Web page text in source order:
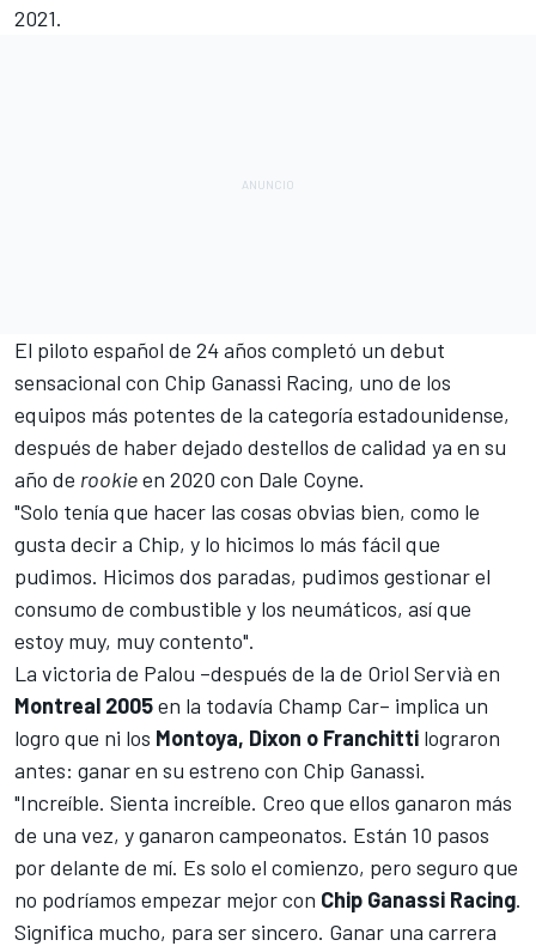
2021.
El piloto español de 24 años completó un debut
sensacional con Chip Ganassi Racing, uno de los
equipos más potentes de la categoría estadounidense,
después de haber dejado destellos de calidad ya en su
año de rookieen 2020 con Dale Coyne.
"Solo tenía que hacer las cosas obvias bien, como le
gusta decir a Chip, y lo hicimos lo más fácil que
pudimos. Hicimos dos paradas, pudimos gestionar el
consumo de combustible y los neumáticos, así que
estoy muy, muy contento".
La victoria de Palou –después de la de Oriol Servià en
Montreal 2005en la todavía Champ Car– implica un
logro que ni los Montoya, Dixon o Franchitti lograron
antes: ganar en su estreno con Chip Ganassi.
"Increíble. Sienta increíble. Creo que ellos ganaron más
de una vez, y ganaron campeonatos. Están 10 pasos
por delante de mí. Es solo el comienzo, pero seguro que
no podríamos empezar mejor con Chip Ganassi Racing.
Significa mucho, para ser sincero. Ganar una carrera